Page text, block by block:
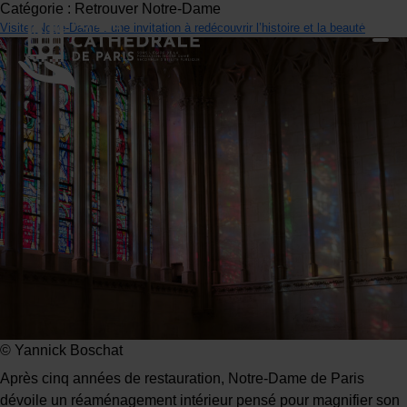
Catégorie : Retrouver Notre-Dame
Visiter Notre-Dame : une invitation à redécouvrir l’histoire et la beauté
© Yannick Boschat
Après cinq années de restauration, Notre-Dame de Paris
dévoile un réaménagement intérieur pensé pour magnifier son